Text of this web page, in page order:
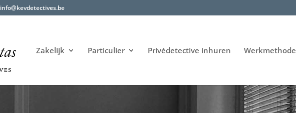
info@kevdetectives.be
Zakelijk Particulier Privédetective inhuren Werkmethode